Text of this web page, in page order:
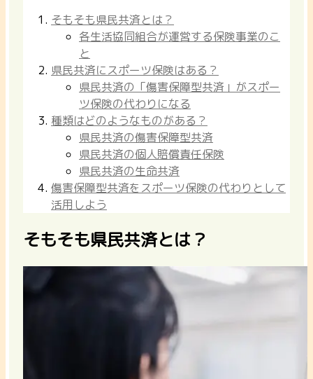
そもそも県民共済とは？
各生活協同組合が運営する保険事業のこ
と
県民共済にスポーツ保険はある？
県民共済の「傷害保障型共済」がスポー
ツ保険の代わりになる
種類はどのようなものがある？
県民共済の傷害保障型共済
県民共済の個人賠償責任保険
県民共済の生命共済
傷害保障型共済をスポーツ保険の代わりとして
活用しよう
そもそも県民共済とは？